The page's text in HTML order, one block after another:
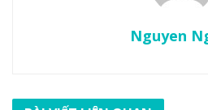
Nguyen